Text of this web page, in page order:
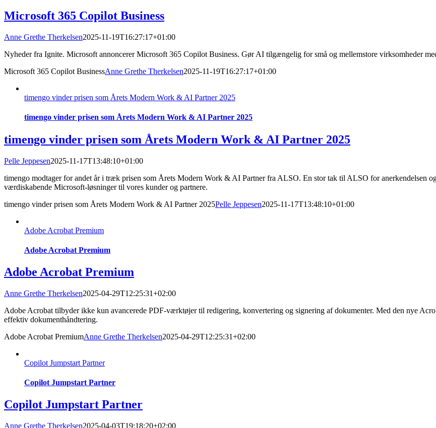
Microsoft 365 Copilot Business
Anne Grethe Therkelsen2025-11-19T16:27:17+01:00
Nyheder fra Ignite. Microsoft annoncerer Microsoft 365 Copilot Business. Gør AI tilgængelig for små og mellemstore virksomheder
Microsoft 365 Copilot BusinessAnne Grethe Therkelsen2025-11-19T16:27:17+01:00
timengo vinder prisen som Årets Modern Work & AI Partner 2025
timengo vinder prisen som Årets Modern Work & AI Partner 2025
timengo vinder prisen som Årets Modern Work & AI Partner 2025
Pelle Jeppesen2025-11-17T13:48:10+01:00
timengo modtager for andet år i træk prisen som Årets Modern Work & AI Partner fra ALSO. En stor tak til ALSO for anerkendelsen
værdiskabende Microsoft-løsninger til vores kunder og partnere.
timengo vinder prisen som Årets Modern Work & AI Partner 2025Pelle Jeppesen2025-11-17T13:48:10+01:00
Adobe Acrobat Premium
Adobe Acrobat Premium
Adobe Acrobat Premium
Anne Grethe Therkelsen2025-04-29T12:25:31+02:00
Adobe Acrobat tilbyder ikke kun avancerede PDF-værktøjer til redigering, konvertering og signering af dokumenter. Med den nye
effektiv dokumenthåndtering.
Adobe Acrobat PremiumAnne Grethe Therkelsen2025-04-29T12:25:31+02:00
Copilot Jumpstart Partner
Copilot Jumpstart Partner
Copilot Jumpstart Partner
Anne Grethe Therkelsen2025-04-03T19:18:20+02:00